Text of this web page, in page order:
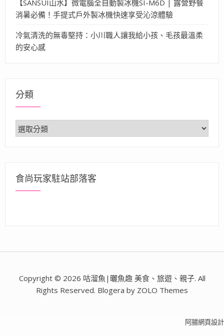
【SANSUI山水】微電腦全自動製冰機SI-M6D | 露營野餐
消暑必備！手提式戶外製冰機快速享受沁涼體驗
冷氣清洗的無毒堅持：小川職人讓我給小孩、毛孩最溫柔
的安心感
分類
分
類
食尚玩家駐站部落客
Copyright © 2026 咕溜魚|曬魚趣 美食、旅遊、親子. All
Rights Reserved. Blogera by ZOLO Themes
阿腸網頁設計